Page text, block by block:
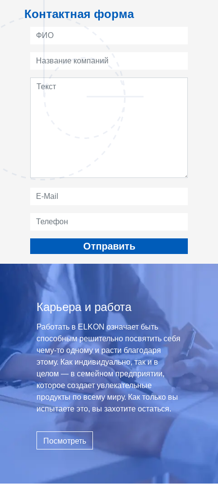
Контактная форма
Карьера и работа
Работать в ELKON означает быть
способным решительно посвятить себя
чему-то одному и расти благодаря
этому. Как индивидуально, так и в
целом — в семейном предприятии,
которое создает увлекательные
продукты по всему миру. Как только вы
испытаете это, вы захотите остаться.
Посмотреть